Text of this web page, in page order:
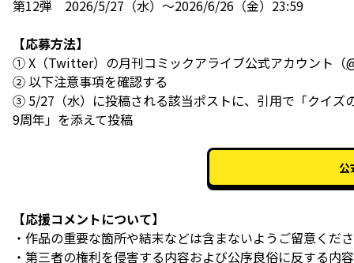
第12弾 2026/5/27（水）～2026/6/26（金）23:59
【応募方法】
① X（Twitter）の月刊コミックアライブ公式アカウント（
② 以下注意事項を確認する
③ 5/27（水）に投稿される該当ポストに、引用で「クイズ
9周年」を添えて投稿
公
【応援コメントについて】
・作品の重要な箇所や結末などは含まないようご留意くだ
・第三者の権利を侵害する内容および公序良俗に反する内